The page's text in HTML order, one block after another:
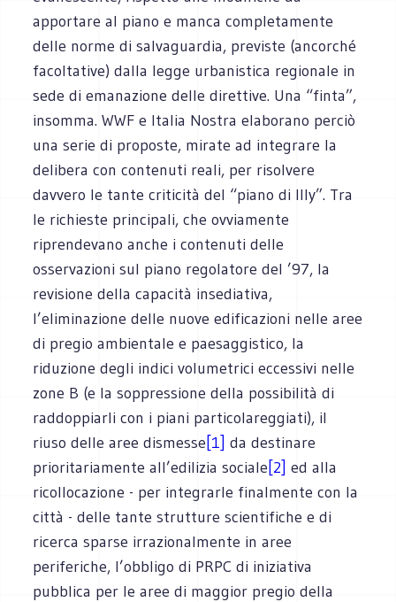
apportare al piano e manca completamente
delle norme di salvaguardia, previste (ancorché
facoltative) dalla legge urbanistica regionale in
sede di emanazione delle direttive. Una “finta”,
insomma. WWF e Italia Nostra elaborano perciò
una serie di proposte, mirate ad integrare la
delibera con contenuti reali, per risolvere
davvero le tante criticità del “piano di Illy”. Tra
le richieste principali, che ovviamente
riprendevano anche i contenuti delle
osservazioni sul piano regolatore del ’97, la
revisione della capacità insediativa,
l’eliminazione delle nuove edificazioni nelle aree
di pregio ambientale e paesaggistico, la
riduzione degli indici volumetrici eccessivi nelle
zone B (e la soppressione della possibilità di
raddoppiarli con i piani particolareggiati), il
riuso delle aree dismesse[1] da destinare
prioritariamente all’edilizia sociale[2] ed alla
ricollocazione - per integrarle finalmente con la
città - delle tante strutture scientifiche e di
ricerca sparse irrazionalmente in aree
periferiche, l’obbligo di PRPC di iniziativa
pubblica per le aree di maggior pregio della